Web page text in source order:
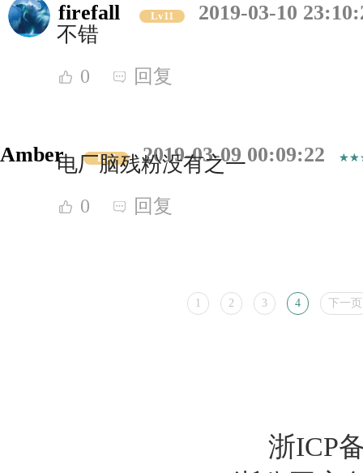
firefall Lv11
2019-03-10
不错
0 回复
Amber Lv7 2019-03-09 00:09:22
电厂脑残粉没有之一
0 回复
1 2 3 4 下一页
浙ICP